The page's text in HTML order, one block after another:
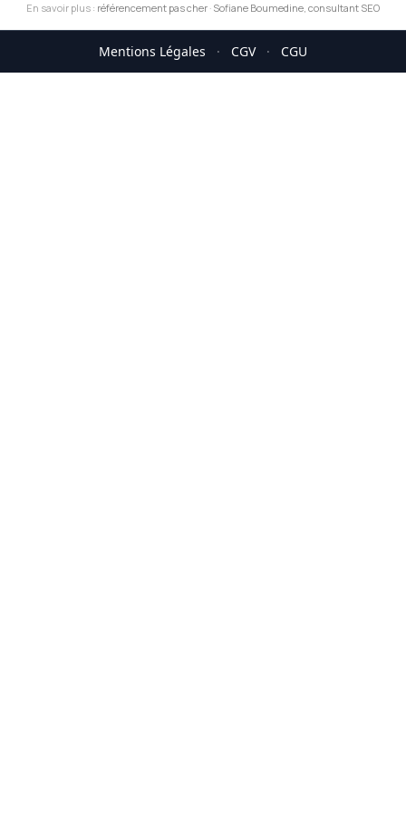
En savoir plus : référencement pas cher · Sofiane Boumedine, consultant SEO
Mentions Légales · CGV · CGU